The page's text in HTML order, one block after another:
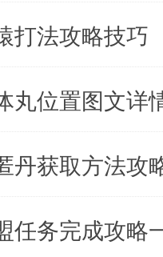
打法攻略技巧
丸位置图文详
丹获取方法攻
任务完成攻略